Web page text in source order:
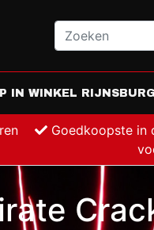
IN WINKEL
Goedkoopste in